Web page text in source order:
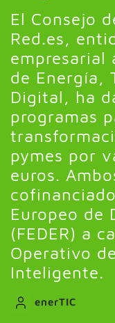
El Consejo
Red.es,
empresarial
de Energía,
Digital, ha
programas
pymes por
euros.
Europeo de
(FEDER) a
Operativo
Inteligente.
enerTIC